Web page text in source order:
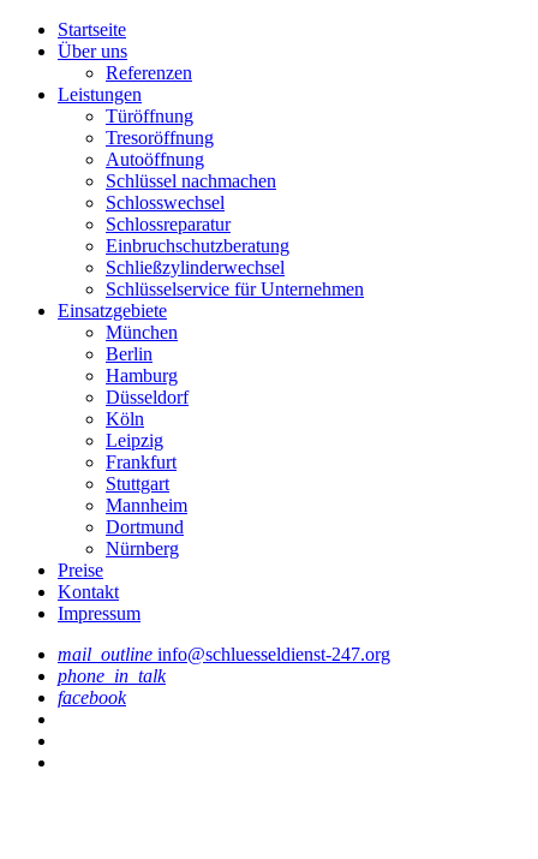
Startseite
Über uns
Referenzen
Leistungen
Türöffnung
Tresoröffnung
Аutoöffnung
Schlüssel nachmachen
Schlosswechsel
Schlossreparatur
Einbruchschutzberatung
Schließzylinderwechsel
Schlüsselservice für Unternehmen
Einsatzgebiete
München
Berlin
Hamburg
Düsseldorf
Köln
Leipzig
Frankfurt
Stuttgart
Mannheim
Dortmund
Nürnberg
Preise
Kontakt
Impressum
mail_outline info@schluesseldienst-247.org
phone_in_talk
facebook